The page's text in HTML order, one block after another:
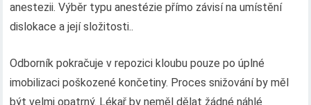
anestezii. Výběr typu anestézie přímo závisí na umístění
dislokace a její složitosti..
Odborník pokračuje v repozici kloubu pouze po úplné
imobilizaci poškozené končetiny. Proces snižování by měl
být velmi opatrný. Lékař by neměl dělat žádné náhlé